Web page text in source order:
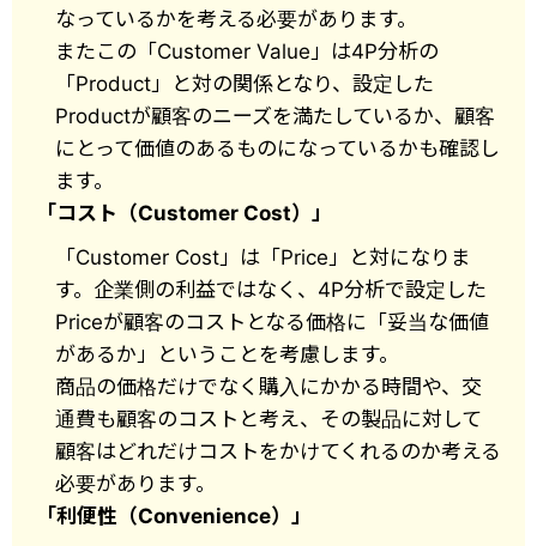
なっているかを考える必要があります。
またこの「Customer Value」は4P分析の
「Product」と対の関係となり、設定した
Productが顧客のニーズを満たしているか、顧客
にとって価値のあるものになっているかも確認し
ます。
「コスト（Customer Cost）」
「Customer Cost」は「Price」と対になりま
す。企業側の利益ではなく、4P分析で設定した
Priceが顧客のコストとなる価格に「妥当な価値
があるか」ということを考慮します。
商品の価格だけでなく購入にかかる時間や、交
通費も顧客のコストと考え、その製品に対して
顧客はどれだけコストをかけてくれるのか考える
必要があります。
「利便性（Convenience）」